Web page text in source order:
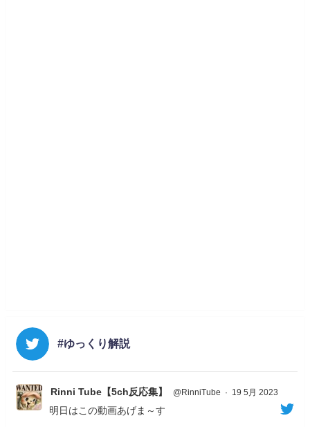
#ゆっくり解説
Rinni Tube【5ch反応集】 @RinniTube · 19 5月 2023
明日はこの動画あげま～す